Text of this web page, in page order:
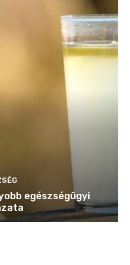
egészségügyi